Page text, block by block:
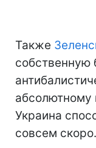
Также
собственную
абсолютному
Украина
совсем скоро.